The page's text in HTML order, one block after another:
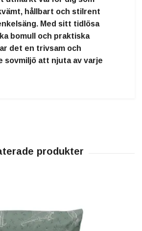
hållbart och stilrent
Med sitt tidlösa
bomull och praktiska
det en trivsam och
sovmiljö att njuta av varje